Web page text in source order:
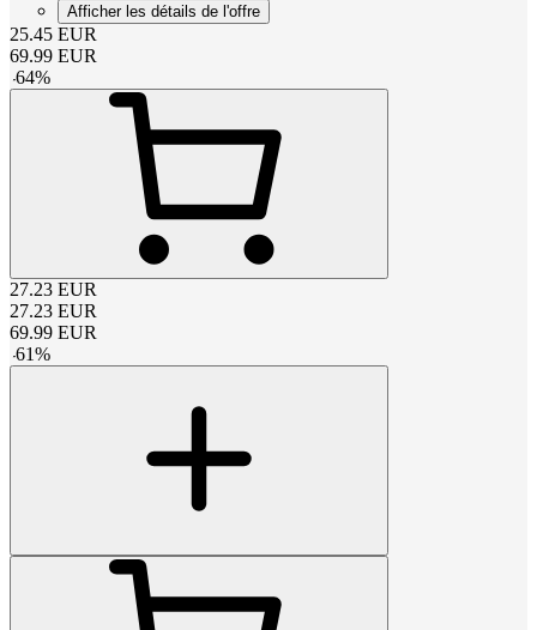
Afficher les détails de l'offre
25.45 EUR
69.99 EUR
-64%
27.23 EUR
27.23 EUR
69.99 EUR
-61%